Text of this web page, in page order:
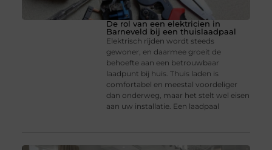
De rol van een elektricien in
Barneveld bij een thuislaadpaal
Elektrisch rijden wordt steeds
gewoner, en daarmee groeit de
behoefte aan een betrouwbaar
laadpunt bij huis. Thuis laden is
comfortabel en meestal voordeliger
dan onderweg, maar het stelt wel eisen
aan uw installatie. Een laadpaal